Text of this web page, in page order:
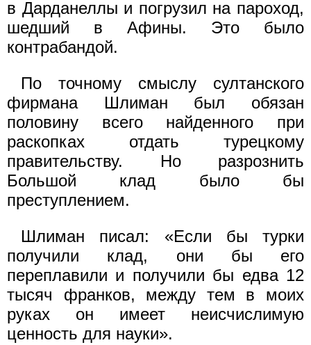
в Дарданеллы и погрузил на пароход,
шедший в Афины. Это было
контрабандой.
По точному смыслу султанского
фирмана Шлиман был обязан
половину всего найденного при
раскопках отдать турецкому
правительству. Но разрознить
Большой клад было бы
преступлением.
Шлиман писал: «Если бы турки
получили клад, они бы его
переплавили и получили бы едва 12
тысяч франков, между тем в моих
руках он имеет неисчислимую
ценность для науки».